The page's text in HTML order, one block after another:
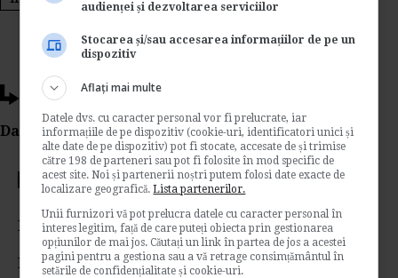
Ti-a placut acest articol?
Da Like, Printeaza sau trimite pe Email!
Votati articolul
Rating:
Nota:5din1voturi
audienței și dezvoltarea serviciilor
Stocarea și/sau accesarea informațiilor de pe un
dispozitiv
Aflați mai multe
Datele dvs. cu caracter personal vor fi prelucrate, iar
informațiile de pe dispozitiv (cookie-uri, identificatori unici și
alte date de pe dispozitiv) pot fi stocate, accesate de și trimise
către 198 de parteneri sau pot fi folosite în mod specific de
acest site. Noi și partenerii noștri putem folosi date exacte de
localizare geografică.Lista partenerilor.
Unii furnizori vă pot prelucra datele cu caracter personal în
interes legitim, față de care puteți obiecta prin gestionarea
opțiunilor de mai jos. Căutați un link în partea de jos a acestei
pagini pentru a gestiona sau a vă retrage consimțământul în
setările de confidențialitate și cookie-uri.